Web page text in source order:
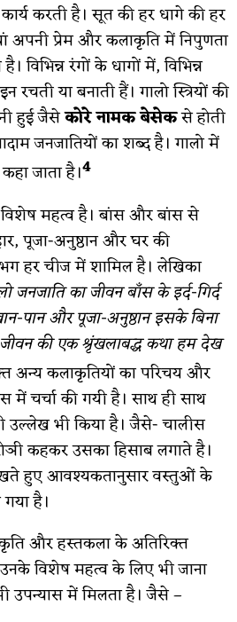
करती है। सूत की हर धागे की हर
अपनी प्रेम और कलाकृति में निपुणता
विभिन्न रंगों के धागों में, विभिन्न
रचती या बनाती हैं। गालो स्त्रियों की
हुई जैसेकोरे नामक बेसेकसे होती
जनजातियों का शब्द है। गालो में
कहा जाता है।4
महत्व है। बांस और बांस से
पूजा-अनुष्ठान और घर की
हर चीज में शामिल है। लेखिका
जनजाति का जीवन बाँस के इर्द-गिर्द
पान और पूजा-अनुष्ठान इसके बिना
की एक श्रृंखलाबद्ध कथा हम देख
अन्य कलाकृतियों का परिचय और
चर्चा की गयी है। साथ ही साथ
उल्लेख भी किया है। जैसे- चालीस
कहकर उसका हिसाब लगाते है।
हुए आवश्यकतानुसार वस्तुओं के
है।
और हस्तकला के अतिरिक्त
उनके विशेष महत्व के लिए भी जाना
उपन्यास में मिलता है। जैसे –